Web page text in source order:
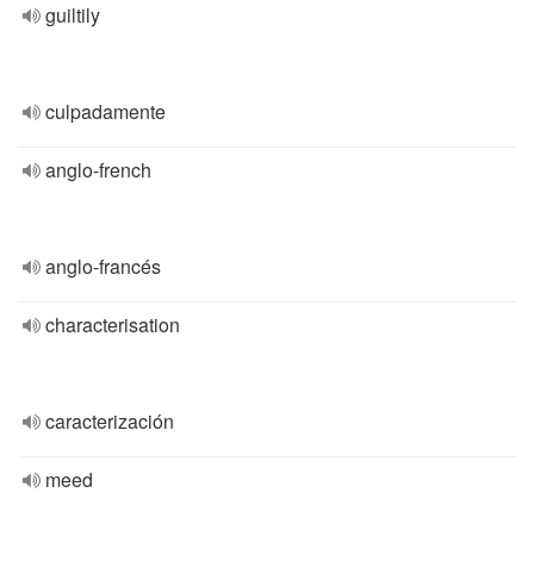
guiltily
culpadamente
anglo-french
anglo-francés
characterisation
caracterización
meed